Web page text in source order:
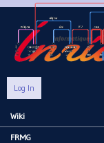
Log In
Main menu
Wiki
FRMG